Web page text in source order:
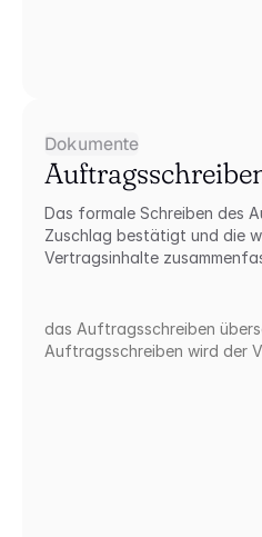
Dokumente
Das formale Schreiben des
Zuschlag bestätigt und die
Vertragsinhalte
das Auftragsschreiben
Auftragsschreiben wird der